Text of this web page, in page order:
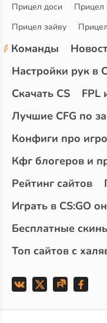
Прицел доси
Прицел
Прицел зайву
Команды
Настройки рук в
Скачать CS
FPL
Лучшие CFG по
Конфиги про
Кфг блогеров и
Рейтинг сайтов
Играть в CS:GO
Бесплатные
Топ сайтов с